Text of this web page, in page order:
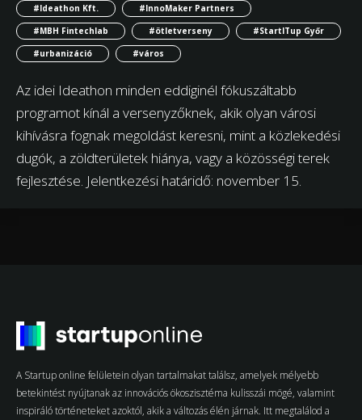
#Ideathon Kft.
#InnoMaker Partners
#MBH Fintechlab
#ötletverseny
#StartITup Győr
#urbanizáció
#város
Az idei Ideathon minden eddiginél fókuszáltabb
programot kínál a versenyzőknek, akik olyan városi
kihívásra fognak megoldást keresni, mint a közlekedési
dugók, a zöldterületek hiánya, vagy a közösségi terek
fejlesztése. Jelentkezési határidő: november 15.
A Startup online felületein olyan tartalmakat találsz, amelyek mélyebb
betekintést nyújtanak az innovációs ökoszisztéma kulisszái mögé, valamint
inspiráló történeteket azoktól, akik a változás élén járnak. Itt megtalálod a